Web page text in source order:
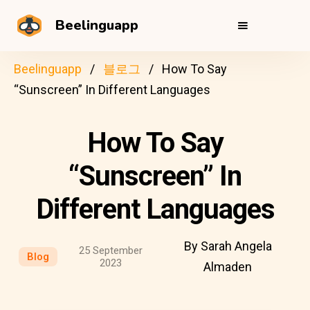
Beelinguapp
Beelinguapp 블로그
How To Say
“Sunscreen” In Different Languages
How To Say
“Sunscreen” In
Different Languages
Blog
25 September
2023
By Sarah Angela
Almaden